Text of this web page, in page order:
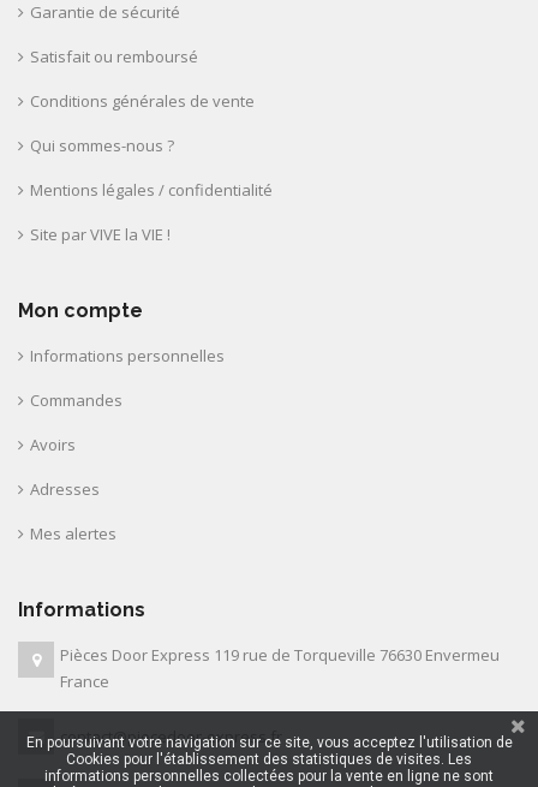
Garantie de sécurité
Satisfait ou remboursé
Conditions générales de vente
Qui sommes-nous ?
Mentions légales / confidentialité
Site par VIVE la VIE !
Mon compte
Informations personnelles
Commandes
Avoirs
Adresses
Mes alertes
Informations
Pièces Door Express 119 rue de Torqueville 76630 Envermeu
France
contact@piecedoor-express.fr
En poursuivant votre navigation sur ce site, vous acceptez l'utilisation de
Cookies pour l'établissement des statistiques de visites. Les
informations personnelles collectées pour la vente en ligne ne sont